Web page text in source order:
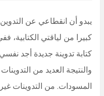
يبدو أن انقطاعي عن
كبيرا من لياقتي
كتابة تدوينة جديدة أجد
والنتيجة العديد من
المسودات. من التدوينات